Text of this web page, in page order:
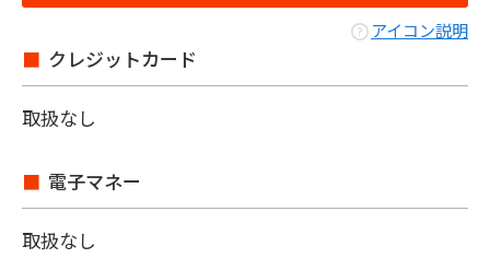
アイコン説明
クレジットカード
取扱なし
電子マネー
取扱なし